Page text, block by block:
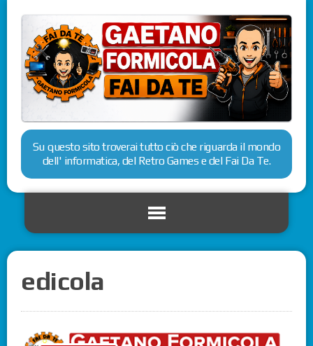
Su questo sito troverai tutto ciò che riguarda il mondo
dell' informatica, del Retro Games e del Fai Da Te.
edicola